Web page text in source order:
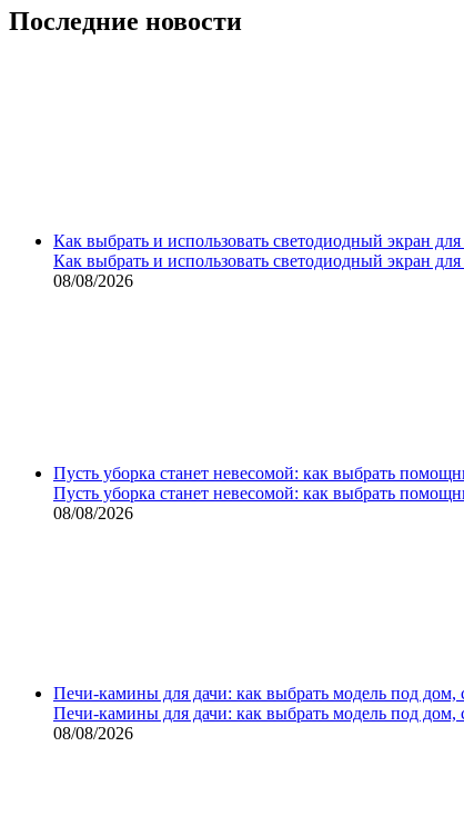
Последние новости
Как выбрать и использовать светодиодный экран
Как выбрать и использовать светодиодный экран
08/08/2026
Пусть уборка станет невесомой: как выбрать
Пусть уборка станет невесомой: как выбрать
08/08/2026
Печи-камины для дачи: как выбрать модель под дом,
Печи-камины для дачи: как выбрать модель под дом,
08/08/2026